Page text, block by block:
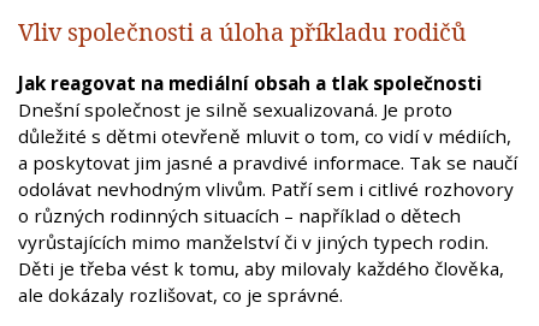
Vliv společnosti a úloha příkladu rodičů
Jak reagovat na mediální obsah a tlak společnosti
Dnešní společnost je silně sexualizovaná. Je proto
důležité s dětmi otevřeně mluvit o tom, co vidí v médiích,
a poskytovat jim jasné a pravdivé informace. Tak se naučí
odolávat nevhodným vlivům. Patří sem i citlivé rozhovory
o různých rodinných situacích – například o dětech
vyrůstajících mimo manželství či v jiných typech rodin.
Děti je třeba vést k tomu, aby milovaly každého člověka,
ale dokázaly rozlišovat, co je správné.